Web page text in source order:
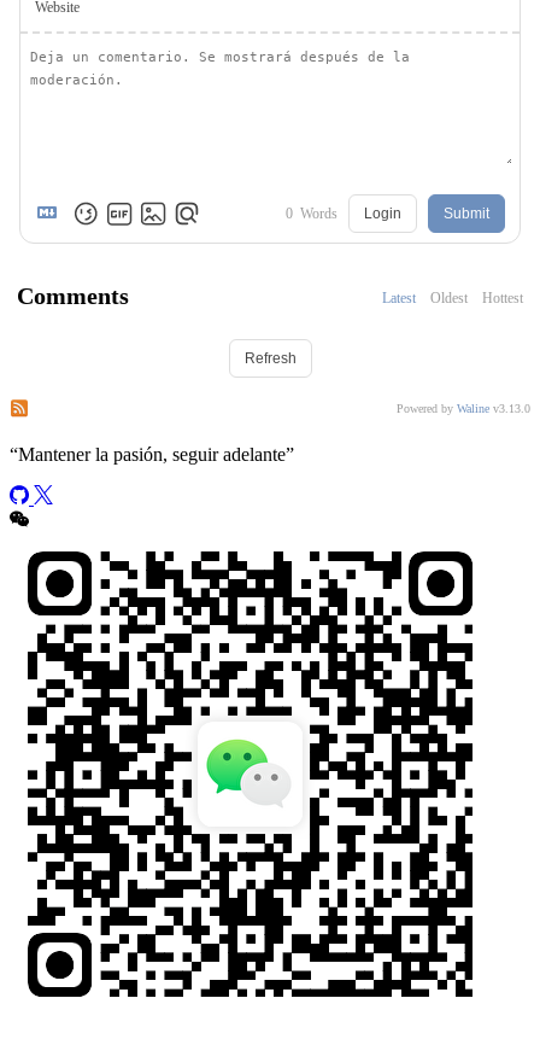
Website
0 Words Login Submit
Comments Latest Oldest Hottest
Refresh
Powered by Waline v3.13.0
“Mantener la pasión, seguir adelante”